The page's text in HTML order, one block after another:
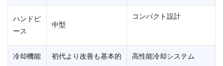
ハンドピ
ース
中型
コンパクト設計
冷却機能 初代より改善も基本的 高性能冷却システム